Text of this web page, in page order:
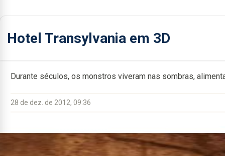
Hotel Transylvania em 3D
Durante séculos, os monstros viveram nas sombras,
28 de dez. de 2012, 09:36